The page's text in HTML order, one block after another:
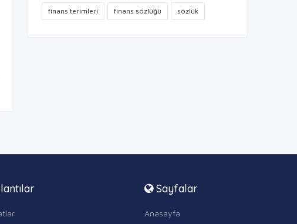
finans terimleri finans sözlüğü sözlük
Sayfalar
Anasayfa